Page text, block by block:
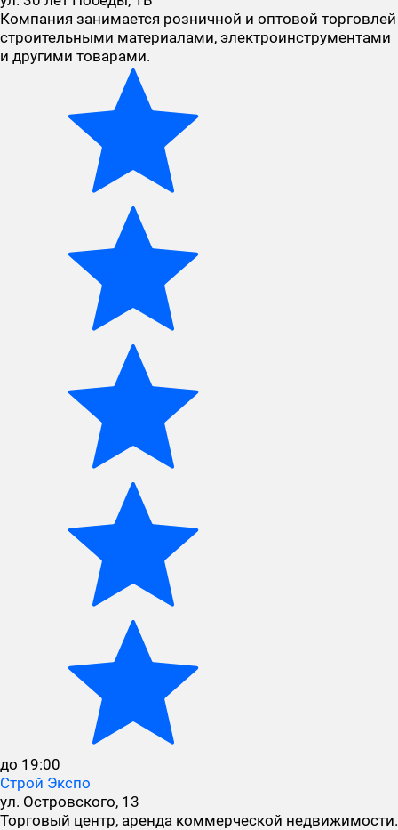
Компания занимается розничной и оптовой торговлей
строительными материалами, электроинструментами
и другими товарами.
до 19:00
Строй Экспо
ул. Островского, 13
Торговый центр, аренда коммерческой недвижимости.